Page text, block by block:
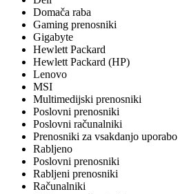
Domača raba
Gaming prenosniki
Gigabyte
Hewlett Packard
Hewlett Packard (HP)
Lenovo
MSI
Multimedijski prenosniki
Poslovni prenosniki
Poslovni računalniki
Prenosniki za vsakdanjo uporabo
Rabljeno
Poslovni prenosniki
Rabljeni prenosniki
Računalniki